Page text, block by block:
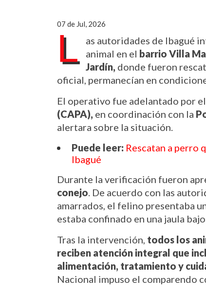
07 de Jul, 2026
L
as autoridades de Ibagué
animal en el barrio Villa
Jardín, donde fueron
oficial, permanecían en
El operativo fue adelantado por el
(CAPA), en coordinación con la
alertara sobre la situación.
Puede leer: Rescatan a perro
Ibagué
Durante la verificación fueron
conejo. De acuerdo con las
amarrados, el felino presentaba
estaba confinado en una jaula
Tras la intervención, todos los
reciben atención integral que
alimentación, tratamiento y
Nacional impuso el comparendo